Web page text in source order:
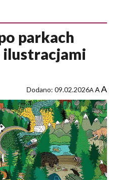
parkach
ilustracjami
Dodano: 09.02.2026A AA